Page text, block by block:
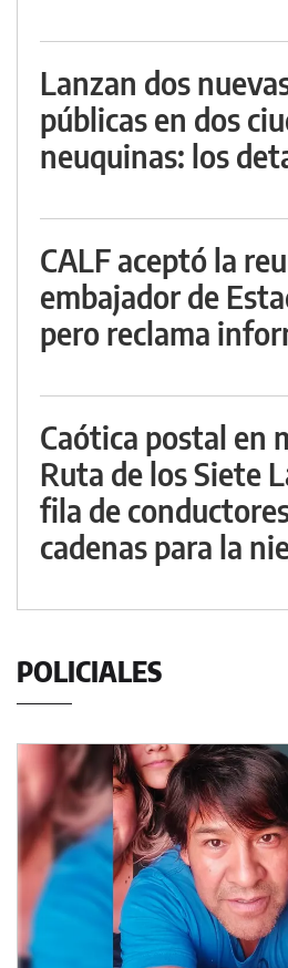
Lanzan dos
públicas en dos
neuquinas: los
CALF aceptó la
embajador de
pero reclama
Caótica postal en
Ruta de los Siete
fila de
cadenas para la
POLICIALES